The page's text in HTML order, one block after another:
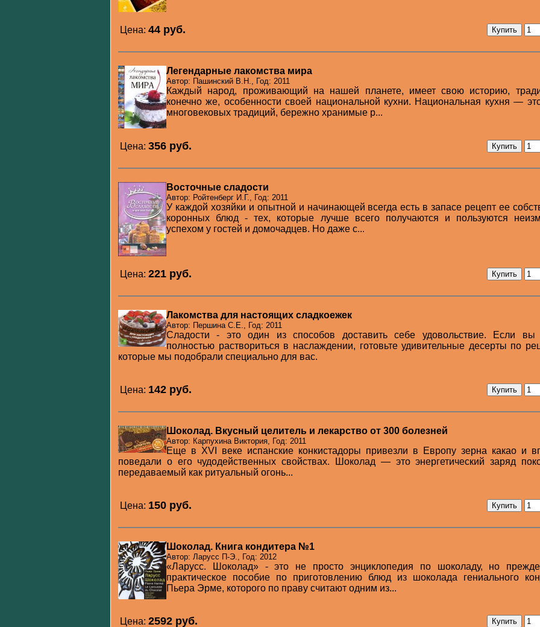
Цена: 44 pуб.
Легендарные лакомства мира
Автор: Пашинский В.Н., Год: 2011
Каждый народ, проживающий на нашей планете, имеет свою историю,
конечно же, особенности своей национальной кухни. Национальная кухня —
мно­говековых традиций, бережно хранимые р...
Цена: 356 pуб.
Восточные сладости
Автор: Ройтенберг И.Г., Год: 2011
У каждой хозяйки и опытной и начинающей всегда есть в запасе рецепт ее
коронных блюд - тех, которые лучше всего получаются и пользуются
успехом у гостей и домочадцев. Но даже с...
Цена: 221 pуб.
Лакомства для настоящих сладкоежек
Автор: Першина С.Е., Год: 2011
Сладости - это один из способов доставить себе удовольствие. Если вы
полностью раствориться в наслаждении, готовьте удивительные десерты по
которые мы подобрали специально для вас.
Цена: 142 pуб.
Шоколад. Вкусный целитель и лекарство от 300 болезней
Автор: Карпухина Виктория, Год: 2011
Еще в XVI веке испанские конкистадоры привезли в Европу зерна какао и
поведали о его чудодейственных свойствах. Шоколад — это энергетический заряд
передаваемый как ритуальный огонь...
Цена: 150 pуб.
Шоколад. Книга кондитера №1
Автор: Ларусс П-Э., Год: 2012
«Ларусс. Шоколад» - это не просто энциклопедия по шоколаду, но
практическое пособие по приготовлению блюд из шоколада гениального
Пьера Эрме, которого по праву считают одним из...
Цена: 2592 pуб.